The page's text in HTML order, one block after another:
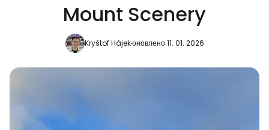
Mount Scenery
Kryštof Hájekоновлено 11. 01. 2026
Продовжуйте з Google
Продовжуйте у Facebook